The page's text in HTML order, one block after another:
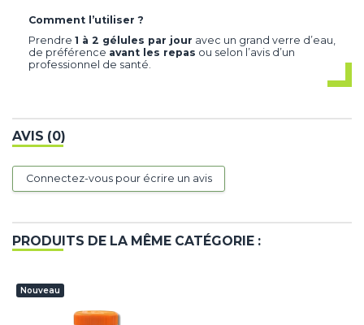
Comment l’utiliser ?
Prendre 1 à 2 gélules par jour avec un grand verre d’eau,
de préférence avant les repas ou selon l’avis d’un
professionnel de santé.
AVIS (0)
Connectez-vous pour écrire un avis
PRODUITS DE LA MÊME CATÉGORIE :
Nouveau